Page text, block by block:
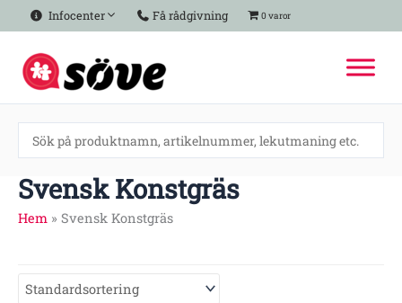
Hoppa
till
innehåll
Infocenter Få rådgivning 0 varor
Svensk Konstgräs
Hem » Svensk Konstgräs